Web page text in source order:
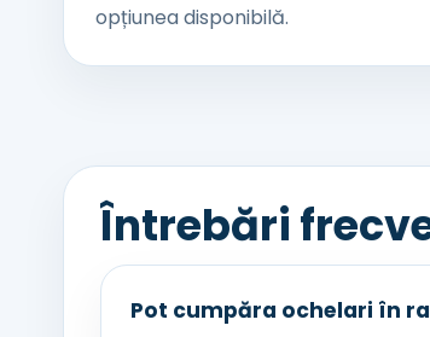
opțiunea disponibilă.
Întrebări
Pot cumpăra ochelari în